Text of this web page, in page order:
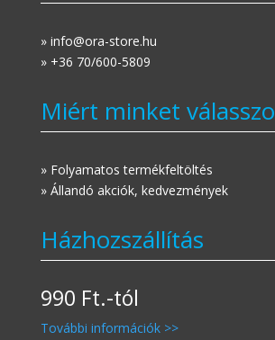
» info@ora-store.hu
» +36 70/600-5809
Miért minket
» Folyamatos termékfeltöltés
» Állandó akciók, kedvezmények
Házhozszállítás
990 Ft.-tól
További információk >>